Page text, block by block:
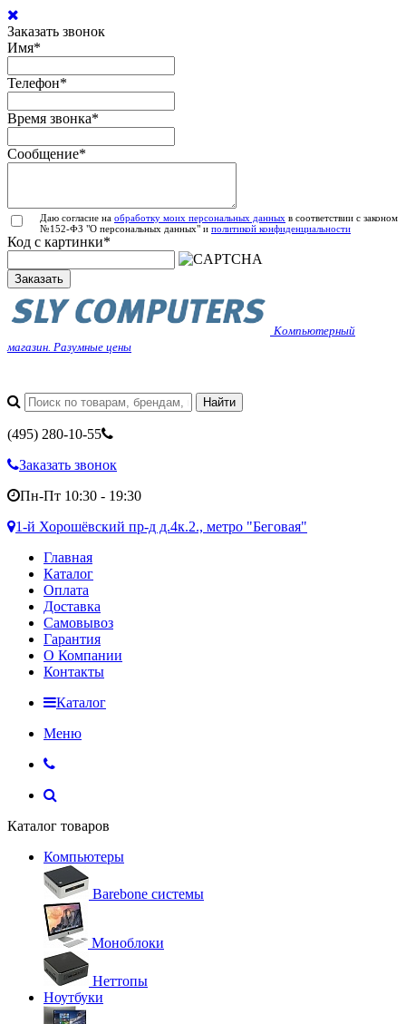
Заказать звонок
Имя*
Телефон*
Время звонка*
Сообщение*
Даю согласие на обработку моих персональных данных в соответствии с законом
№152-ФЗ "О персональных данных" и политикой конфиденциальности
Код с картинки*
Заказать
Компьютерный
магазин. Разумные цены
(495) 280-10-55
Заказать звонок
Пн-Пт 10:30 - 19:30
1-й Хорошёвский пр-д д.4к.2., метро "Беговая"
Главная
Каталог
Оплата
Доставка
Самовывоз
Гарантия
О Компании
Контакты
Каталог
Меню
Каталог товаров
Компьютеры
Barebone системы
Моноблоки
Неттопы
Ноутбуки